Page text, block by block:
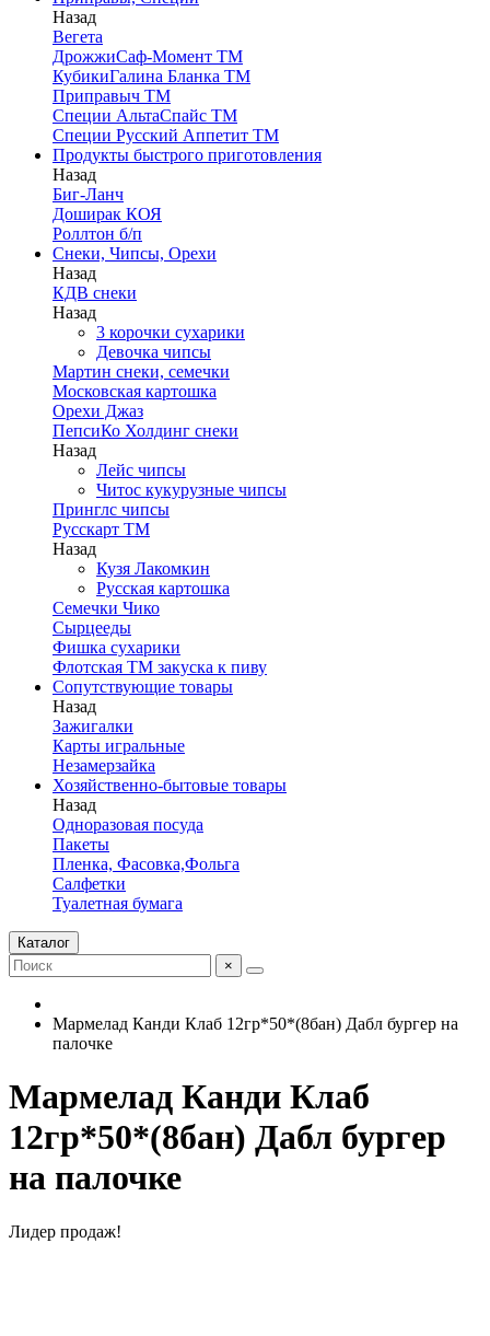
Назад
Вегета
ДрожжиСаф-Момент ТМ
КубикиГалина Бланка ТМ
Приправыч ТМ
Специи АльтаСпайс ТМ
Специи Русский Аппетит ТМ
Продукты быстрого приготовления
Назад
Биг-Ланч
Доширак КОЯ
Роллтон б/п
Снеки, Чипсы, Орехи
Назад
КДВ снеки
Назад
3 корочки сухарики
Девочка чипсы
Мартин снеки, семечки
Московская картошка
Орехи Джаз
ПепсиКо Холдинг снеки
Назад
Лейс чипсы
Читос кукурузные чипсы
Принглс чипсы
Русскарт ТМ
Назад
Кузя Лакомкин
Русская картошка
Семечки Чико
Сырцееды
Фишка сухарики
Флотская ТМ закуска к пиву
Сопутствующие товары
Назад
Зажигалки
Карты игральные
Незамерзайка
Хозяйственно-бытовые товары
Назад
Одноразовая посуда
Пакеты
Пленка, Фасовка,Фольга
Салфетки
Туалетная бумага
Каталог
×
Мармелад Канди Клаб 12гр*50*(8бан) Дабл бургер на
палочке
Мармелад Канди Клаб
12гр*50*(8бан) Дабл бургер
на палочке
Лидер продаж!